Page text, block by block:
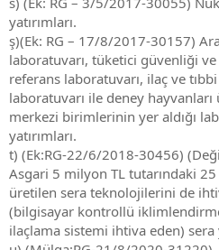
yatırımları.
ş)(Ek: RG – 17/8/2017-30157)
laboratuvarı, tüketici güvenliği ve
referans laboratuvarı, ilaç ve
laboratuvarı ile deney
merkezi birimlerinin yer aldığı
yatırımları.
t) (Ek:RG-22/6/2018-30456)
Asgari 5 milyon TL tutarındaki
üretilen sera teknolojilerini de
(bilgisayar kontrollü
ilaçlama sistemi ihtiva eden) sera